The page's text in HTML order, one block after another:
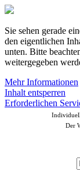
Sie sehen gerade
den eigentlichen
unten. Bitte
weitergegeben
Mehr Informationen
Inhalt entsperren
Erforderlichen
Der